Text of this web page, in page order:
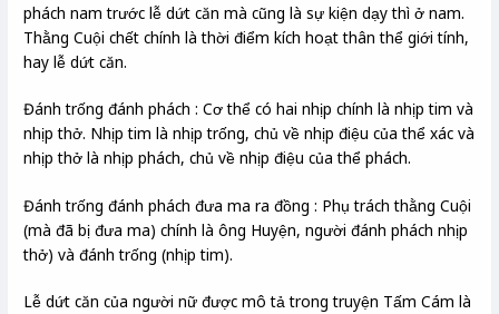
phách nam trước lễ dứt căn mà cũng là sự kiện dạy thì ở nam.
Thằng Cuội chết chính là thời điểm kích hoạt thân thể giới tính,
hay lễ dứt căn.
Đánh trống đánh phách : Cơ thể có hai nhịp chính là nhịp tim và
nhịp thở. Nhịp tim là nhịp trống, chủ về nhịp điệu của thể xác và
nhịp thở là nhịp phách, chủ về nhịp điệu của thể phách.
Đánh trống đánh phách đưa ma ra đồng : Phụ trách thằng Cuội
(mà đã bị đưa ma) chính là ông Huyện, người đánh phách nhịp
thở) và đánh trống (nhịp tim).
Lễ dứt căn của người nữ được mô tả trong truyện Tấm Cám là